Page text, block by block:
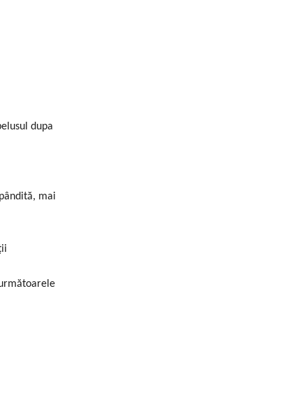
dupa
mai